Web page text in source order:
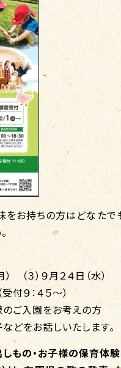
をお持ちの方はどなた
） （３） ９月２４日（水）
９：４５～）
ご入園をお考えの方
どをお話しいたします。
しもの・お子様の保育体験